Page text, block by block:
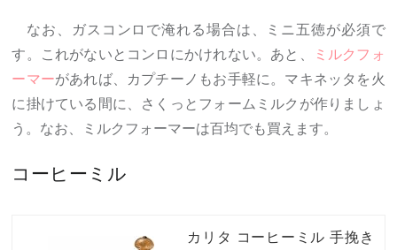
なお、ガスコンロで淹れる場合は、ミニ五徳が必須で
す。これがないとコンロにかけれない。あと、
ミルクフォ
ーマーがあれば、カプチーノもお手軽に。マキネッタを火
に掛けている間に、さくっとフォームミルクが作りましょ
う。なお、ミルクフォーマーは百均でも買えます。
コーヒーミル
カリタ コーヒーミル 手挽き